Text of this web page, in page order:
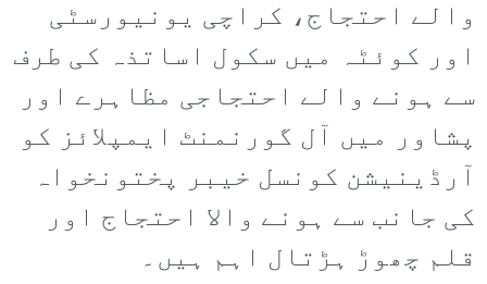
والے احتجاج، کراچی یونیورسٹی
اور کوئٹہ میں سکول اساتذہ کی طرف
سے ہونے والے احتجاجی مظاہرے اور
پشاور میں آل گورنمنٹ ایمپلائز کو
آرڈینیشن کونسل خیبر پختونخواہ
کی جانب سے ہونے والا احتجاج اور
قلم چھوڑ ہڑتال اہم ہیں۔